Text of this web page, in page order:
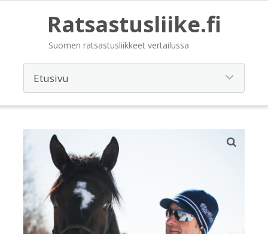
Ratsastusliike.fi
Suomen ratsastusliikkeet vertailussa